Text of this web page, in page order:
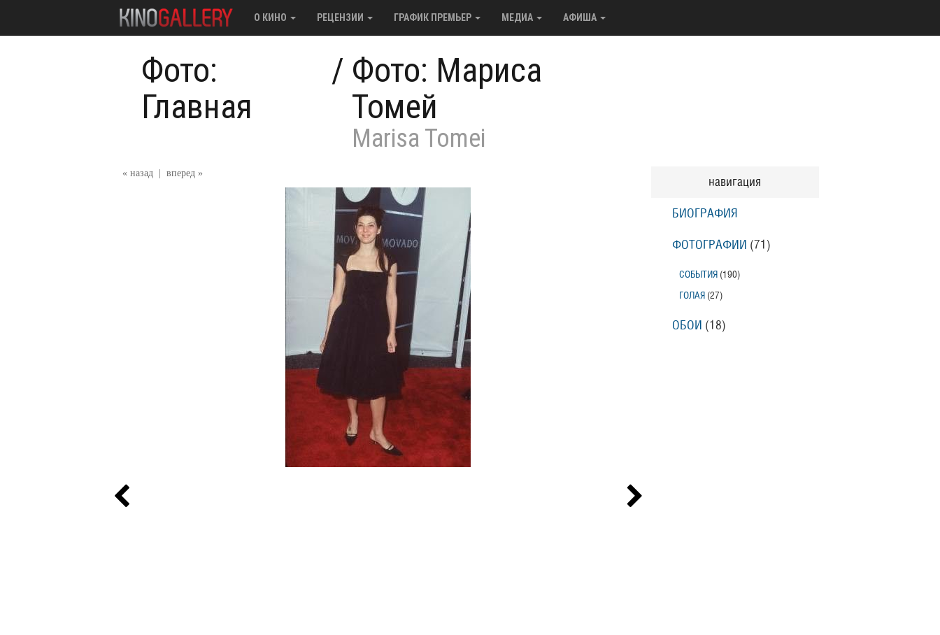
О КИНО РЕЦЕНЗИИ ГРАФИК ПРЕМЬЕР МЕДИА АФИША
Фото:
Главная
/ Фото: Мариса
Томей
Marisa Tomei
« назад вперед »
навигация
БИОГРАФИЯ
ФОТОГРАФИИ (71 )
СОБЫТИЯ (190)
ГОЛАЯ (27)
ОБОИ (18)